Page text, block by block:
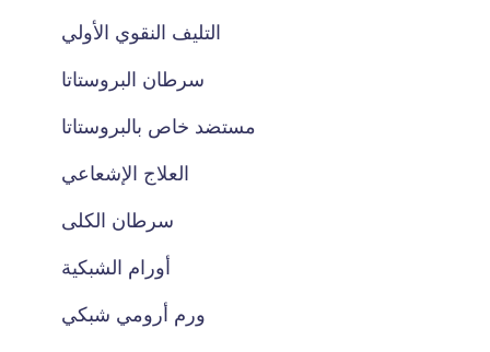
التليف النقوي الأولي
سرطان البروستاتا
مستضد خاص بالبروستاتا
العلاج الإشعاعي
سرطان الكلى
أورام الشبكية
ورم أرومي شبكي